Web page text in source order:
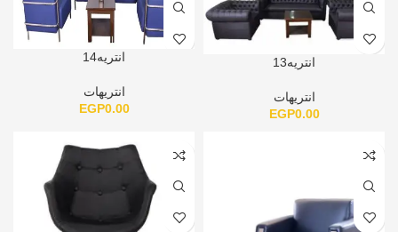
انتريه13
انتريهات
EGP0.00
انتريه14
انتريهات
EGP0.00